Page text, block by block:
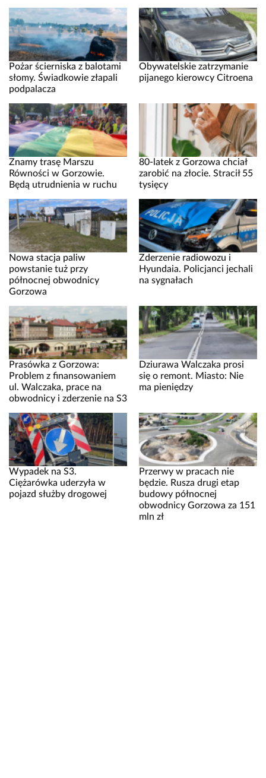
Pożar ścierniska z balotami
słomy. Świadkowie złapali
podpalacza
Obywatelskie zatrzymanie
pijanego kierowcy Citroena
Znamy trasę Marszu
Równości w Gorzowie.
Będą utrudnienia w ruchu
80-latek z Gorzowa chciał
zarobić na złocie. Stracił 55
tysięcy
Nowa stacja paliw
powstanie tuż przy
północnej obwodnicy
Gorzowa
Zderzenie radiowozu i
Hyundaia. Policjanci jechali
na sygnałach
Prasówka z Gorzowa:
Problem z finansowaniem
ul. Walczaka, prace na
obwodnicy i zderzenie na S3
Dziurawa Walczaka prosi
się o remont. Miasto: Nie
ma pieniędzy
Wypadek na S3.
Ciężarówka uderzyła w
pojazd służby drogowej
Przerwy w pracach nie
będzie. Rusza drugi etap
budowy północnej
obwodnicy Gorzowa za 151
mln zł